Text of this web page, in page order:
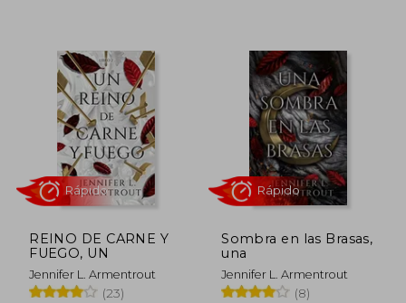
40%
dcto.
S/ 50,00
S/ 30,00
40%
dcto.
REINO DE CARNE Y
FUEGO, UN
Jennifer L. Armentrout
(23)
Sombra en las Brasas,
una
Jennifer L. Armentrout
(8)